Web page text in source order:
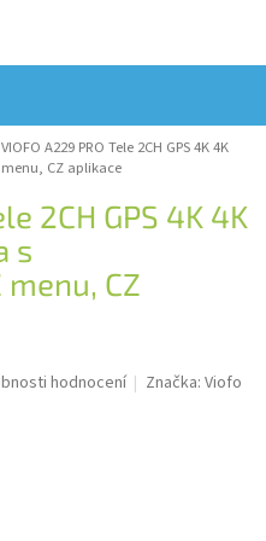
VIOFO A229 PRO Tele 2CH GPS 4K4K
CZ aplikace
2CH GPS 4K 4K
s
CZ
hodnocení Značka:Viofo